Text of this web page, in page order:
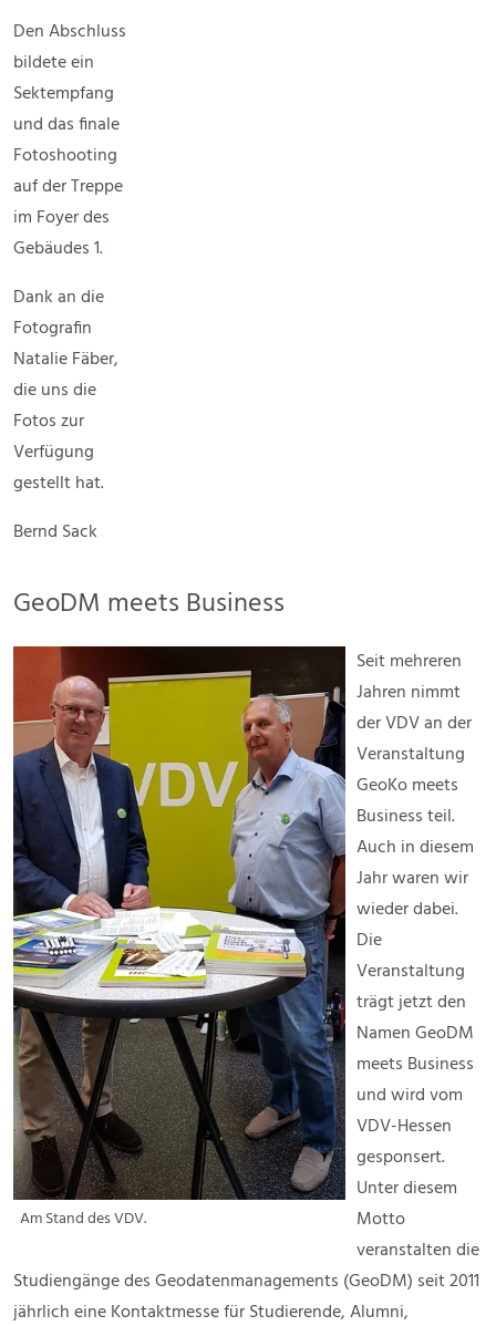
Den Abschluss
bildete ein
Sektempfang
und das finale
Fotoshooting
auf der Treppe
im Foyer des
Gebäudes 1.
Dank an die
Fotografin
Natalie Fäber,
die uns die
Fotos zur
Verfügung
gestellt hat.
Bernd Sack
GeoDM meets Business
Am Stand des VDV.
Seit mehreren
Jahren nimmt
der VDV an der
Veranstaltung
GeoKo meets
Business teil.
Auch in diesem
Jahr waren wir
wieder dabei.
Die
Veranstaltung
trägt jetzt den
Namen GeoDM
meets Business
und wird vom
VDV-Hessen
gesponsert.
Unter diesem
Motto
veranstalten die
Studiengänge des Geodatenmanagements (GeoDM) seit 2011
jährlich eine Kontaktmesse für Studierende, Alumni,